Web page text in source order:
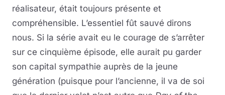
réalisateur, était toujours présente et
compréhensible. L’essentiel fût sauvé dirons
nous. Si la série avait eu le courage de s’arrêter
sur ce cinquième épisode, elle aurait pu garder
son capital sympathie auprès de la jeune
génération (puisque pour l’ancienne, il va de soi